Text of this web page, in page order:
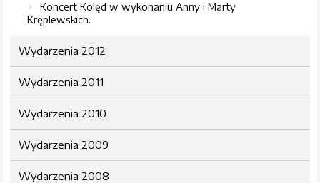
Koncert Kolęd w wykonaniu Anny i Marty
Kręplewskich.
Wydarzenia 2012
Wydarzenia 2011
Wydarzenia 2010
Wydarzenia 2009
Wydarzenia 2008